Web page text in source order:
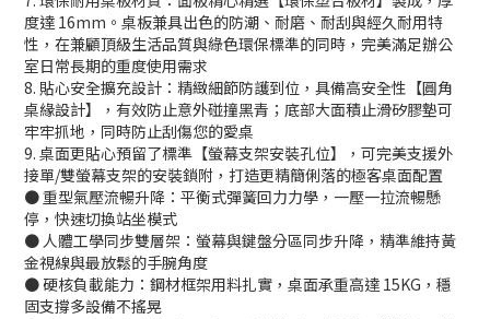
度達 16mm。桌板兼具出色的防潮、耐磨、耐刮與經久耐用特
性，在兼顧頂級生活品質與綠色環保標準的同時，完美滿足辦公
室日常長期的重度使用需求
8. 貼心安全擴充設計：精緻細節防護到位，具備高安全性【圓角
桌緣設計】，有效防止意外碰撞黑青；底部大面積止滑矽膠墊可
牢牢抓地，同時防止刮傷您的愛桌
9. 桌面更貼心預留了標準【螢幕支架安裝孔位】，可完美支援外
接單/雙螢幕支架的安裝鎖附，打造更精簡俐落的極客桌面配置
● 重型氣壓流暢升降：平衡式彈簧回力力學，一壓一拉流暢懸
停，快速切換站坐模式
● 人體工學同步雙層架：螢幕與鍵盤分區同步升降，精準維持黃
金視線與最放鬆的手腕角度
● 硬核負載能力：鋼材框架用料扎實，桌面承重高達 15KG，穩
固支撐多設備不搖晃